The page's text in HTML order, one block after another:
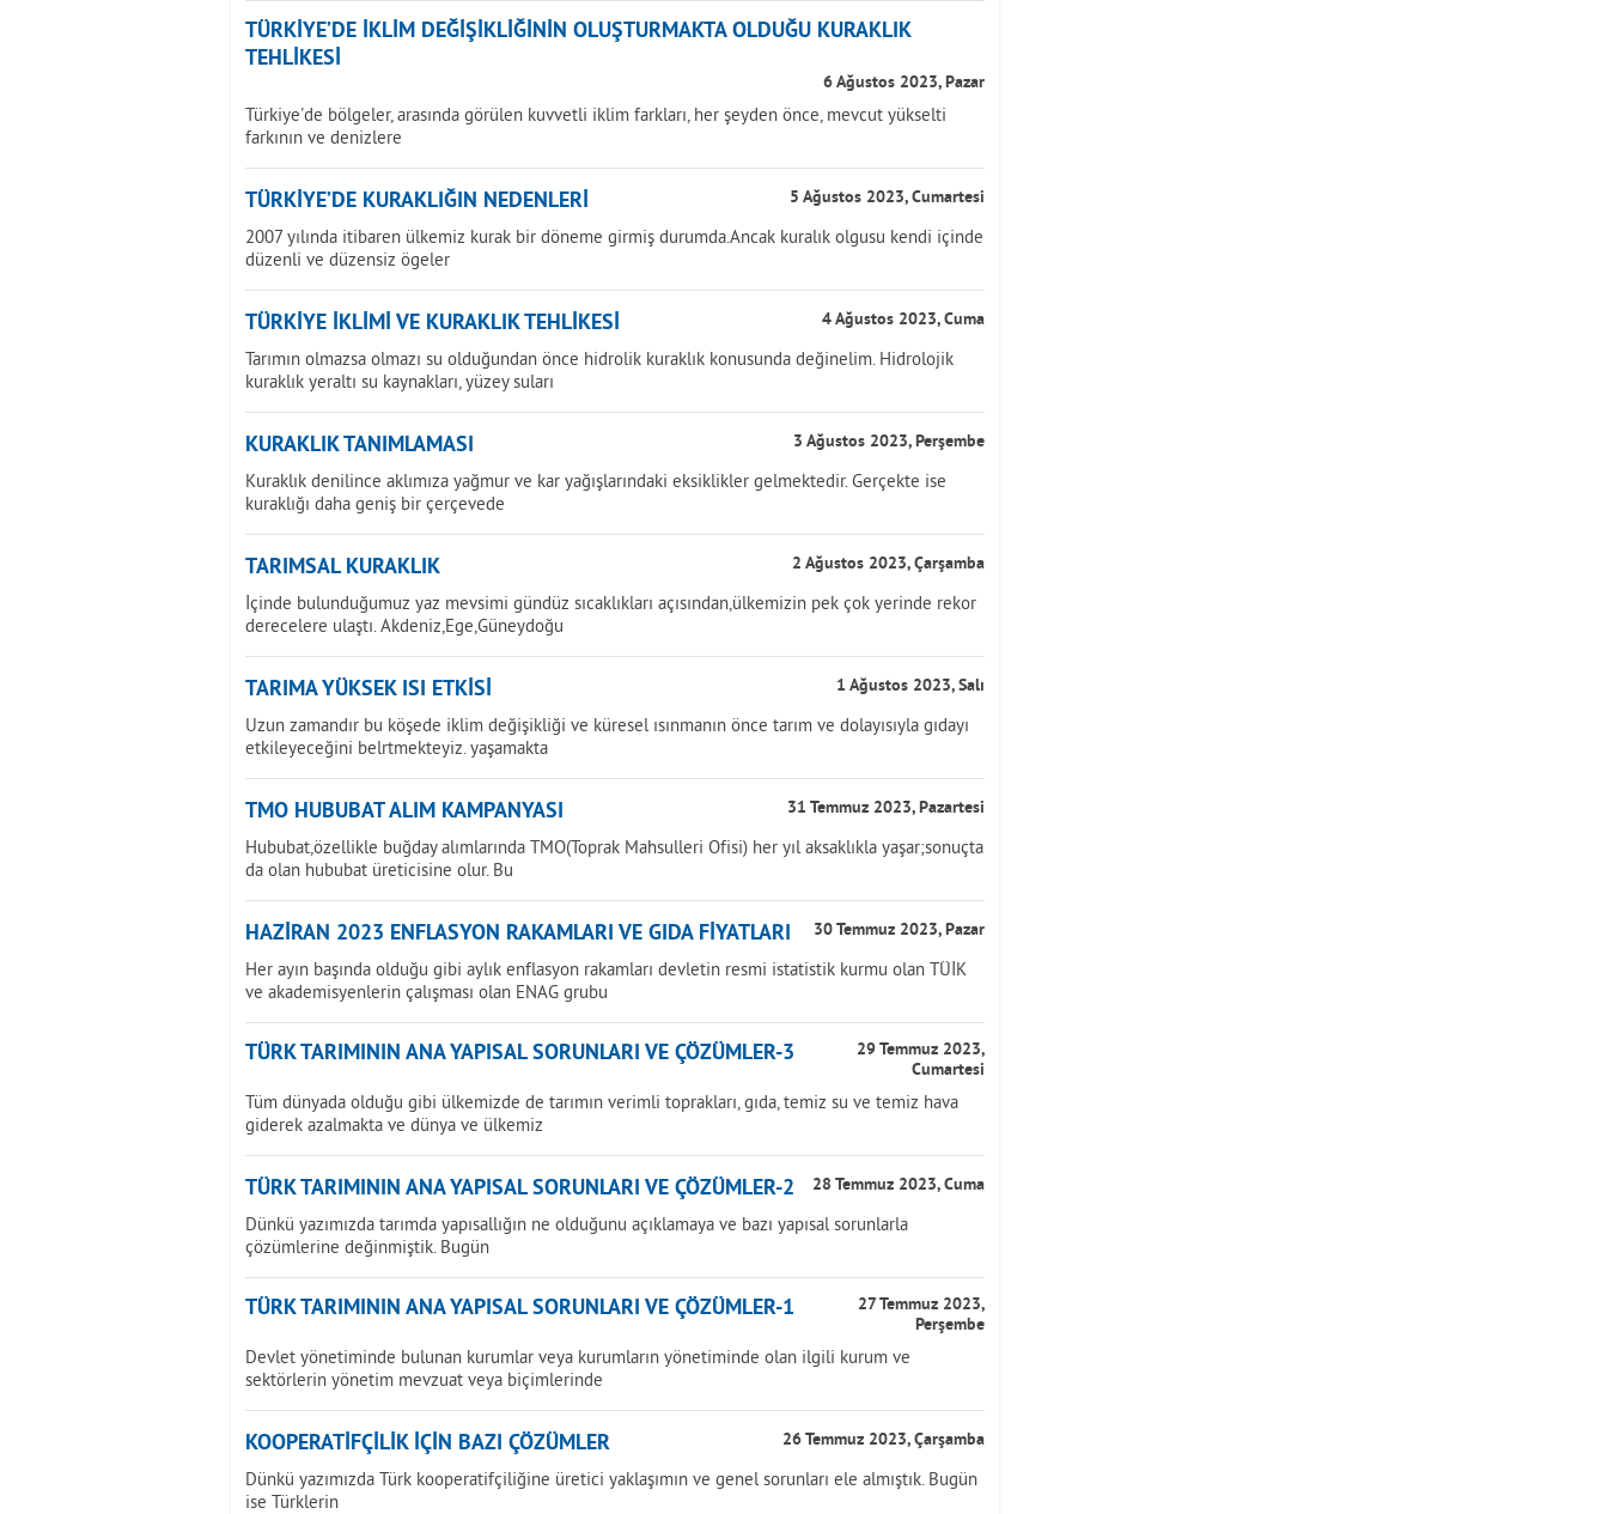
TÜRKİYE’DE İKLİM DEĞİŞİKLİĞİNİN OLUŞTURMAKTA OLDUĞU KURAKLIK
TEHLİKESİ
6 Ağustos 2023, Pazar
Türkiye'de bölgeler, arasında görülen kuvvetli iklim farkları, her şeyden önce, mevcut yükselti
farkının ve denizlere
TÜRKİYE’DE KURAKLIĞIN NEDENLERİ 5 Ağustos 2023, Cumartesi
2007 yılında itibaren ülkemiz kurak bir döneme girmiş durumda.Ancak kuralık olgusu kendi içinde
düzenli ve düzensiz ögeler
TÜRKİYE İKLİMİ VE KURAKLIK TEHLİKESİ 4 Ağustos 2023, Cuma
Tarımın olmazsa olmazı su olduğundan önce hidrolik kuraklık konusunda değinelim. Hidrolojik
kuraklık yeraltı su kaynakları, yüzey suları
KURAKLIK TANIMLAMASI 3 Ağustos 2023, Perşembe
Kuraklık denilince aklımıza yağmur ve kar yağışlarındaki eksiklikler gelmektedir. Gerçekte ise
kuraklığı daha geniş bir çerçevede
TARIMSAL KURAKLIK 2 Ağustos 2023, Çarşamba
İçinde bulunduğumuz yaz mevsimi gündüz sıcaklıkları açısından,ülkemizin pek çok yerinde rekor
derecelere ulaştı. Akdeniz,Ege,Güneydoğu
TARIMA YÜKSEK ISI ETKİSİ 1 Ağustos 2023, Salı
Uzun zamandır bu köşede iklim değişikliği ve küresel ısınmanın önce tarım ve dolayısıyla gıdayı
etkileyeceğini belrtmekteyiz. yaşamakta
TMO HUBUBAT ALIM KAMPANYASI 31 Temmuz 2023, Pazartesi
Hububat,özellikle buğday alımlarında TMO(Toprak Mahsulleri Ofisi) her yıl aksaklıkla yaşar;sonuçta
da olan hububat üreticisine olur. Bu
HAZİRAN 2023 ENFLASYON RAKAMLARI VE GIDA FİYATLARI 30 Temmuz 2023, Pazar
Her ayın başında olduğu gibi aylık enflasyon rakamları devletin resmi istatistik kurmu olan TÜİK
ve akademisyenlerin çalışması olan ENAG grubu
TÜRK TARIMININ ANA YAPISAL SORUNLARI VE ÇÖZÜMLER-3
29 Temmuz 2023,
Cumartesi
Tüm dünyada olduğu gibi ülkemizde de tarımın verimli toprakları, gıda, temiz su ve temiz hava
giderek azalmakta ve dünya ve ülkemiz
TÜRK TARIMININ ANA YAPISAL SORUNLARI VE ÇÖZÜMLER-2 28 Temmuz 2023, Cuma
Dünkü yazımızda tarımda yapısallığın ne olduğunu açıklamaya ve bazı yapısal sorunlarla
çözümlerine değinmiştik. Bugün
TÜRK TARIMININ ANA YAPISAL SORUNLARI VE ÇÖZÜMLER-1
27 Temmuz 2023,
Perşembe
Devlet yönetiminde bulunan kurumlar veya kurumların yönetiminde olan ilgili kurum ve
sektörlerin yönetim mevzuat veya biçimlerinde
KOOPERATİFÇİLİK İÇİN BAZI ÇÖZÜMLER 26 Temmuz 2023, Çarşamba
Dünkü yazımızda Türk kooperatifçiliğine üretici yaklaşımın ve genel sorunları ele almıştık. Bugün
ise Türklerin